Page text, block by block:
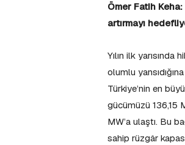
Ömer Fatih Keha:
artırmayı
Yılın ilk
olumlu
Türkiye’nin en
gücümüzü 136,15
MW’a ulaştı. Bu
sahip rüzgâr